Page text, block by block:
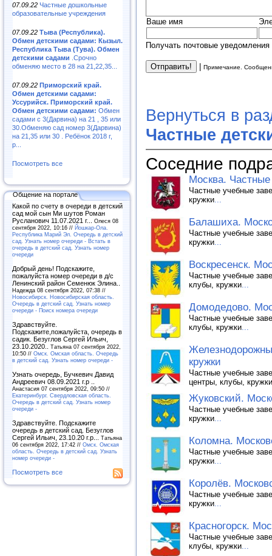
07.09.22 Частные дошкольные
образовательные учреждения
07.09.22 Тыва (Республика).
Обмен детскими садами: Кызыл.
Республика Тыва (Тува). Обмен
детскими садами .Срочно
обменяю место в 28 на 21,22,35...
07.09.22 Приморский край.
Обмен детскими садами:
Уссурийск. Приморский край.
Обмен детскими садами: Обмен
садами с 3(Дарвина) на 21 , 35 или
30.Обменяю сад номер 3(Дарвина)
на 21,35 или 30 . Ребёнок 2018 г,
р...
Посмотреть все
Общение на портале
Какой по счету в очереди в детский
сад мой сын Ми шутов Роман
Русланович 11.07.2021 г... Олеся 08
сентября 2022, 10:16 // Йошкар-Ола.
Республика Марий Эл. Очередь в детский
сад. Узнать номер очереди - Встать в
очередь в детский сад. Узнать номер
очереди
Добрый день! Подскажите,
пожалуйста номер очереди в д/с
Ленинский район Семенюк Элина..
Надежда 08 сентября 2022, 07:38 //
Новосибирск. Новосибирская область.
Очередь в детский сад. Узнать номер
очереди - Поиск номера очереди
Здравствуйте.
Подскажите,пожалуйста, очередь в
садик. Безуглов Сергей Ильич,
23.10.2020.. Татьяна 07 сентября 2022,
10:50 // Омск. Омская область. Очередь
в детский сад. Узнать номер очереди -
Узнать очередь, Бучкевич Давид
Андреевич 08.09.2021 г.р ..
Анастасия 07 сентября 2022, 09:50 //
Екатеринбург. Свердловская область.
Очередь в детский сад. Узнать номер
очереди -
Здравствуйте. Подскажите
очередь в детский сад. Безуглов
Сергей Ильич, 23.10.20 г.р... Татьяна
06 сентября 2022, 17:42 // Омск. Омская
область. Очередь в детский сад. Узнать
номер очереди -
Посмотреть все
Ваше имя
Получать почтовые
Примечание.
Вернуться в
Частные
Соседние
Москва.
Частные учебные
кружки...
Балашиха.
Частные учебные
кружки...
Воскресенск.
Частные учебные
клубы, кружки...
Домодедово.
Частные учебные
клубы, кружки...
кружки
Частные учебные
центры, клубы, кружки
Жуковский.
Частные учебные
кружки...
Коломна.
Частные учебные
кружки...
Королёв.
Частные учебные
кружки...
Красногорск.
Частные учебные
клубы, кружки...